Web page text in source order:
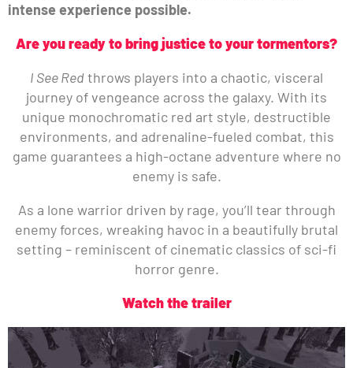
intense experience possible.
Are you ready to bring justice to your tormentors?
I See Redthrows players into a chaotic, visceral
journey of vengeance across the galaxy. With its
unique monochromatic red art style, destructible
environments, and adrenaline-fueled combat, this
game guarantees a high-octane adventure where no
enemy is safe.
As a lone warrior driven by rage, you’ll tear through
enemy forces, wreaking havoc in a beautifully brutal
setting – reminiscent of cinematic classics of sci-fi
horror genre.
Watch the trailer